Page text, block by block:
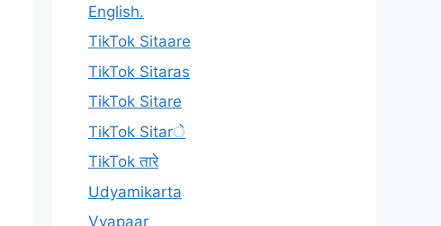
English.
TikTok Sitaare
TikTok Sitaras
TikTok Sitare
TikTok Sitarे
TikTok तारे
Udyamikarta
Vyapaar